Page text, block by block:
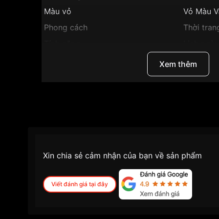
Màu vỏ
Vỏ Màu
Phong cách
Thời
6mm
Mặt đen
Xem thêm
Xin chia sẻ cảm nhận của bạn về sản phẩm
Viết đánh giá tại đây